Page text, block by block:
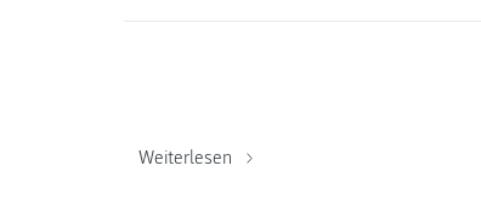
Weiterlesen